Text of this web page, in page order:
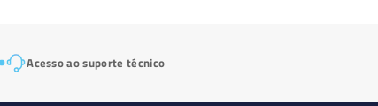
Acesso ao suporte técnico